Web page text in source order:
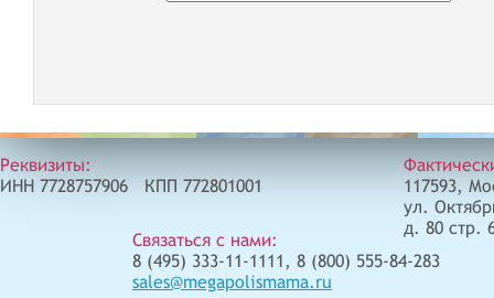
Реквизиты:
ИНН 7728757906 КПП 772801001
Связаться с нами:
8 (495) 333-11-1111, 8 (800) 555-84-283
sales@megapolismama.ru
117593,
ул.
д. 80 стр.